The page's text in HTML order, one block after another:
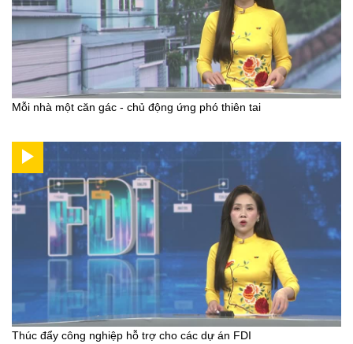
Mỗi nhà một căn gác - chủ động ứng phó thiên tai
Thúc đẩy công nghiệp hỗ trợ cho các dự án FDI